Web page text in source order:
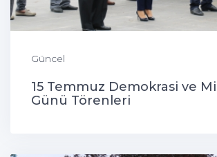
Güncel
15 Temmuz Demokrasi ve
Günü Törenleri